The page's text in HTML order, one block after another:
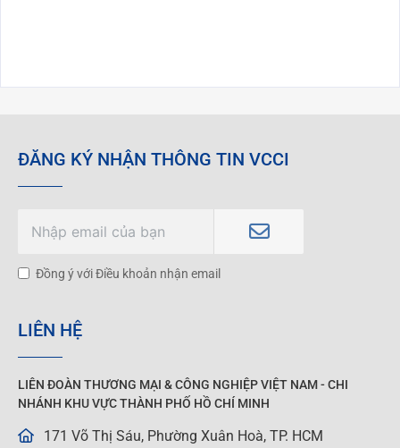
ĐĂNG KÝ NHẬN THÔNG TIN VCCI
Đồng ý với Điều khoản nhận email
LIÊN HỆ
LIÊN ĐOÀN THƯƠNG MẠI &CÔNG NGHIỆPVIỆT NAM - CHI
NHÁNH KHU VỰC THÀNH PHỐ HỒ CHÍ MINH
171 Võ Thị Sáu, Phường Xuân Hoà, TP. HCM